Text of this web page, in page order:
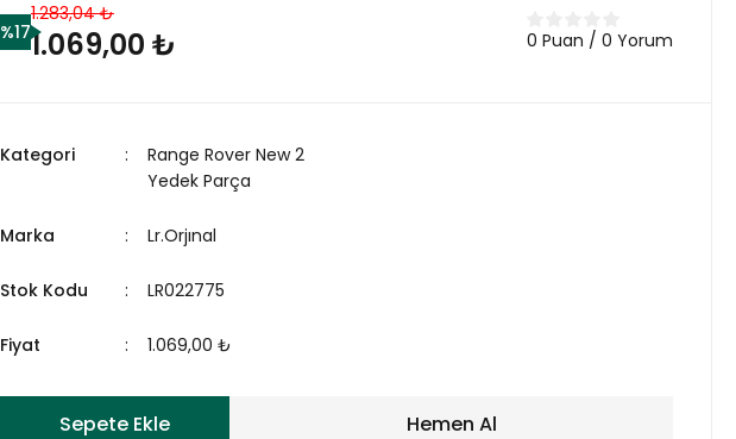
%17
1.283,04 ₺
1.069,00 ₺ 0 Puan / 0 Yorum
Kategori
Range Rover New 2
Yedek Parça
Marka Lr.Orjınal
Stok Kodu LR022775
Fiyat 1.069,00 ₺
Sepete Ekle Hemen Al